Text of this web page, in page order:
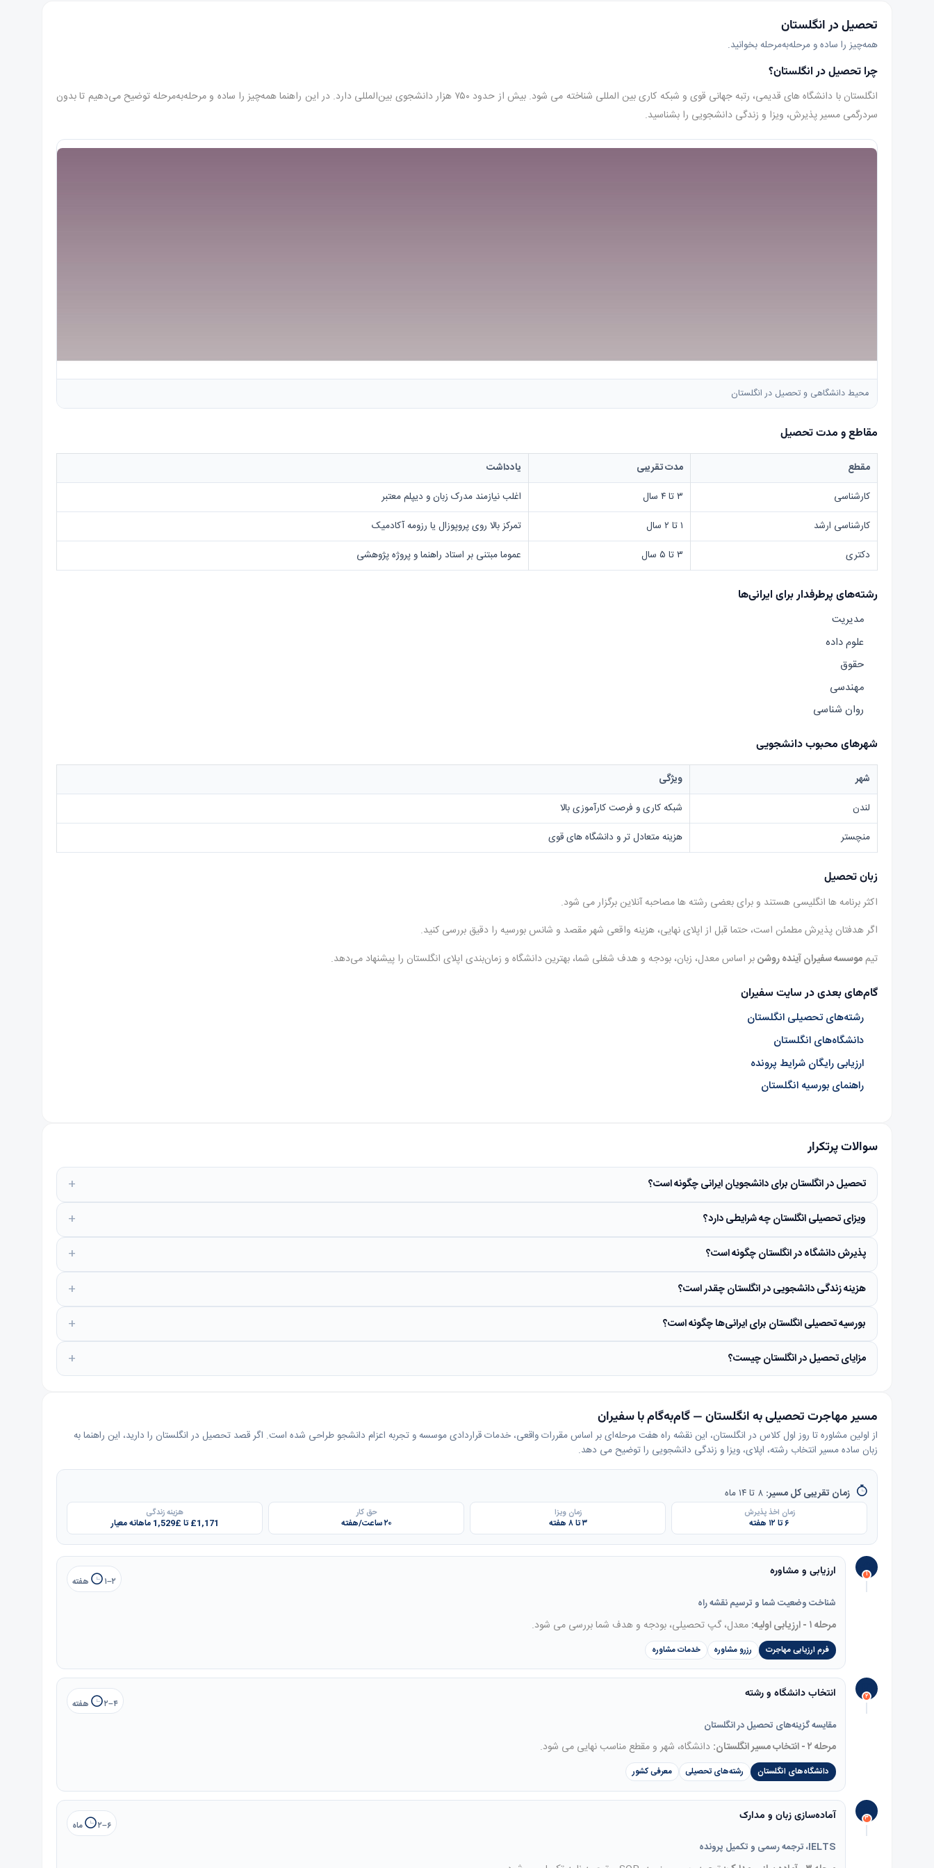
تحصیل در انگلستان
همه‌چیز را ساده و مرحله‌به‌مرحله بخوانید.
چرا تحصیل در انگلستان؟
انگلستان با دانشگاه های قدیمی، رتبه جهانی قوی و شبکه کاری بین المللی شناخته می شود. بیش از حدود ۷۵۰ هزار دانشجوی بین‌المللی دارد. در این راهنما همه‌چیز را ساده و مرحله‌به‌مرحله توضیح می‌دهیم تا بدون
سردرگمی مسیر پذیرش، ویزا و زندگی دانشجویی را بشناسید.
محیط دانشگاهی و تحصیل در انگلستان
مقاطع و مدت تحصیل
مقطع مدت تقریبی
یادداشت
کارشناسی
۳ تا ۴ سال
اغلب نیازمند مدرک زبان و دیپلم معتبر
کارشناسی ارشد
۱ تا ۲ سال
تمرکز بالا روی پروپوزال یا رزومه آکادمیک
دکتری
۳ تا ۵ سال عموما مبتنی بر استاد راهنما و پروژه پژوهشی
رشته‌های پرطرفدار برای ایرانی‌ها
مدیریت
علوم داده
حقوق
مهندسی
روان شناسی
شهرهای محبوب دانشجویی
شهر
ویژگی
لندن
شبکه کاری و فرصت کارآموزی بالا
منچستر
هزینه متعادل تر و دانشگاه های قوی
زبان تحصیل
اکثر برنامه ها انگلیسی هستند و برای بعضی رشته ها مصاحبه آنلاین برگزار می شود.
اگر هدفتان پذیرش مطمئن است، حتما قبل از اپلای نهایی، هزینه واقعی شهر مقصد و شانس بورسیه را دقیق بررسی کنید.
تیم موسسه سفیران آینده روشنبر اساس معدل، زبان، بودجه و هدف شغلی شما، بهترین دانشگاه و زمان‌بندی اپلای انگلستان را پیشنهاد می‌دهد.
گام‌های بعدی در سایت سفیران
رشته‌های تحصیلی انگلستان
دانشگاه‌های انگلستان
ارزیابی رایگان شرایط پرونده
راهنمای بورسیه انگلستان
سوالات پرتکرار
تحصیل در انگلستان برای دانشجویان ایرانی چگونه است؟
ویزای تحصیلی انگلستان چه شرایطی دارد؟
پذیرش دانشگاه در انگلستان چگونه است؟
هزینه زندگی دانشجویی در انگلستان چقدر است؟
بورسیه تحصیلی انگلستان برای ایرانی‌ها چگونه است؟
مزایای تحصیل در انگلستان چیست؟
مسیر مهاجرت تحصیلی به انگلستان — گام‌به‌گام با سفیران
از اولین مشاوره تا روز اول کلاس در انگلستان، این نقشه راه هفت مرحله‌ای بر اساس مقررات واقعی، خدمات قراردادی موسسه و تجربه اعزام دانشجو طراحی شده است. اگر قصد تحصیل در انگلستان را دارید، این راهنما به
زبان ساده مسیر انتخاب رشته، اپلای، ویزا و زندگی دانشجویی را توضیح می دهد.
زمان تقریبی کل مسیر: ۸ تا ۱۴ ماه
زمان اخذ پذیرش
۶ تا ۱۲ هفته
زمان ویزا
۳ تا ۸ هفته
حق کار
۲۰ ساعت/هفته
هزینه زندگی
£1,171 تا £1,529 ماهانه معیار
۱ ارزیابی و مشاوره
۱–۲ هفته
شناخت وضعیت شما و ترسیم نقشه راه
مرحله ۱ - ارزیابی اولیه: معدل، گپ تحصیلی، بودجه و هدف شما بررسی می شود.
فرم ارزیابی مهاجرت رزرو مشاوره خدمات مشاوره
۲ انتخاب دانشگاه و رشته
۲–۴ هفته
مقایسه گزینه‌های تحصیل در انگلستان
مرحله ۲ - انتخاب مسیر انگلستان: دانشگاه، شهر و مقطع مناسب نهایی می شود.
دانشگاه‌های انگلستان رشته‌های تحصیلی معرفی کشور
۳ آماده‌سازی زبان و مدارک
۲–۶ ماه
IELTS، ترجمه رسمی و تکمیل پرونده